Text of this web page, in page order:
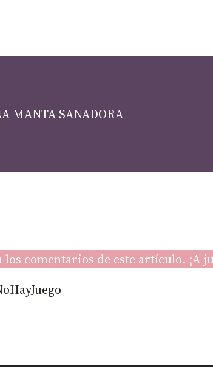
MANTA SANADORA
comentarios de este artículo. ¡A